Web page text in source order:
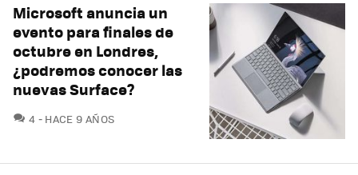
Microsoft anuncia un
evento para finales de
octubre en Londres,
¿podremos conocer las
nuevas Surface?
4 COMENTARIOS
HACE 9 AÑOS